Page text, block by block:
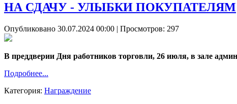
НА СДАЧУ - УЛЫБКИ ПОКУПАТЕЛЯМ
Опубликовано 30.07.2024 00:00 | Просмотров: 297
В преддверии Дня работников торговли, 26 июля, в зале
Подробнее...
Категория: Награждение